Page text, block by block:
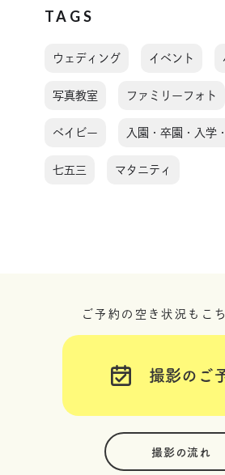
TAGS
ウェディング イベント
写真教室 ファミリーフォト
ベイビー 入園・卒園・入学
七五三 マタニティ
ご予約の空き状況もこ
撮影のご
撮影の流れ